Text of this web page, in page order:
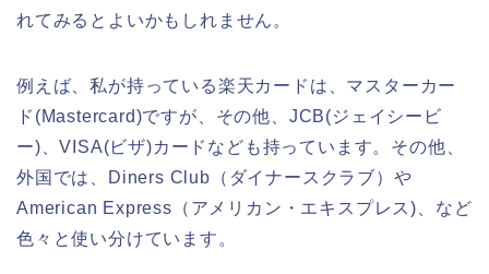
れてみるとよいかもしれません。
例えば、私が持っている楽天カードは、マスターカー
ド(Mastercard)ですが、その他、JCB(ジェイシービ
ー)、VISA(ビザ)カードなども持っています。その他、
外国では、Diners Club（ダイナースクラブ）や
American Express（アメリカン・エキスプレス)、など
色々と使い分けています。